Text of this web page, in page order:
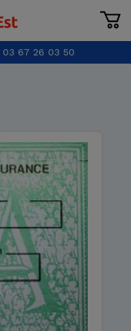
03 67 26 03 50